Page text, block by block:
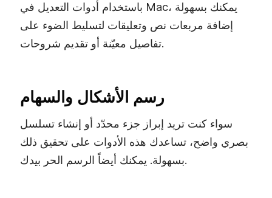
باستخدام أدوات التعديل في Mac، يمكنك بسهولة
إضافة مربعات نص وتعليقات لتسليط الضوء على
تفاصيل معيّنة أو تقديم شروحات.
رسم الأشكال والسهام
سواء كنت تريد إبراز جزء محدّد أو إنشاء تسلسل
بصري واضح، تساعدك هذه الأدوات على تحقيق ذلك
بسهولة. يمكنك أيضاً الرسم الحر بيدك.